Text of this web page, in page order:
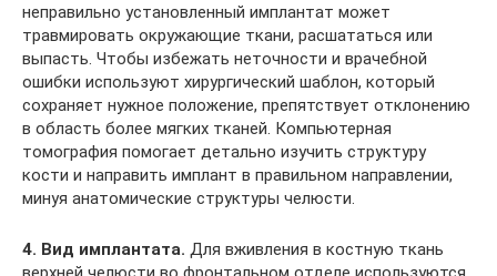
неправильно установленный имплантат может
травмировать окружающие ткани, расшататься или
выпасть. Чтобы избежать неточности и врачебной
ошибки используют хирургический шаблон, который
сохраняет нужное положение, препятствует отклонению
в область более мягких тканей. Компьютерная
томография помогает детально изучить структуру
кости и направить имплант в правильном направлении,
минуя анатомические структуры челюсти.
4. Вид имплантата. Для вживления в костную ткань